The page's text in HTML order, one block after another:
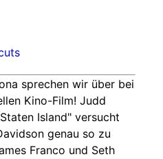
sprechen wir über bei
Kino-Film! Judd
Island" versucht
genau so zu
Franco und Seth